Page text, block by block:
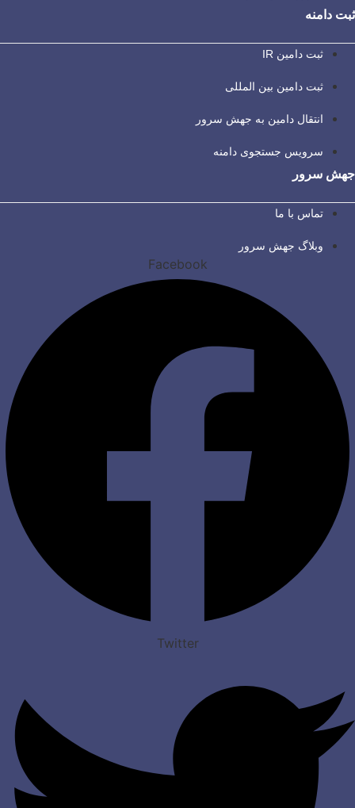
ثبت دامنه
ثبت دامین IR
ثبت دامین بین المللی
انتقال دامین به جهش سرور
سرویس جستجوی دامنه
جهش سرور
تماس با ما
وبلاگ جهش سرور
Facebook
Twitter